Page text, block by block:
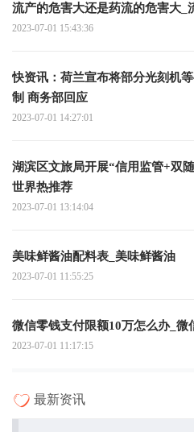
流产的危害大还是药流的危害大_
2023-07-01 15:43:36
快资讯：荷兰宣布将部分光刻机
制 商务部回应
2023-07-01 14:27:01
湖滨区文旅局开展“信用监管+双
世界热推荐
2023-07-01 13:14:04
美味鲜酱油配料表_美味鲜酱油
2023-07-01 11:55:25
微信零钱支付限额10万怎么办_微
2023-07-01 11:17:15
最新资讯